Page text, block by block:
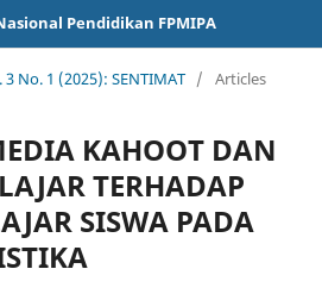
Pendidikan FPMIPA
3 No. 1 (2025): SENTIMAT / Articles
KAHOOT DAN
TERHADAP
SISWA PADA